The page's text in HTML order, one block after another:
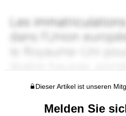
Dieser Artikel ist unseren
Melden Sie